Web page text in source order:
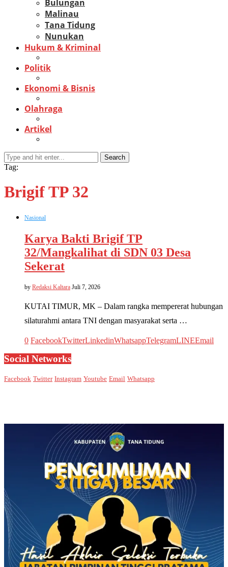
Bulungan
Malinau
Tana Tidung
Nunukan
Hukum & Kriminal
Politik
Ekonomi & Bisnis
Olahraga
Artikel
Search
Tag:
Brigif TP 32
Nasional
Karya Bakti Brigif TP
32/Mangkalihat di SDN 03 Desa
Sekerat
by Redaksi Kaltara Juli 7, 2026
KUTAI TIMUR, MK – Dalam rangka mempererat hubungan
silaturahmi antara TNI dengan masyarakat serta …
0 FacebookTwitterLinkedinWhatsappTelegramLINEEmail
Social Networks
Facebook Twitter Instagram Youtube Email Whatsapp